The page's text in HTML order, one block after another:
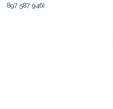
897 587 946).